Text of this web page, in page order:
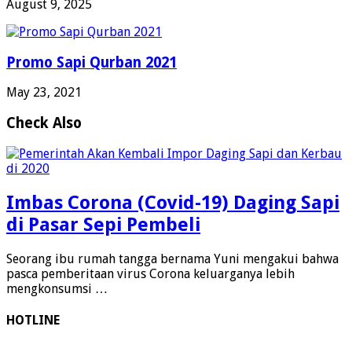
August 9, 2025
Promo Sapi Qurban 2021
May 23, 2021
Check Also
Imbas Corona (Covid-19) Daging Sapi
di Pasar Sepi Pembeli
Seorang ibu rumah tangga bernama Yuni mengakui bahwa
pasca pemberitaan virus Corona keluarganya lebih
mengkonsumsi …
HOTLINE